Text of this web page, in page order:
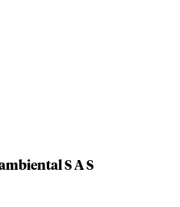
S A S